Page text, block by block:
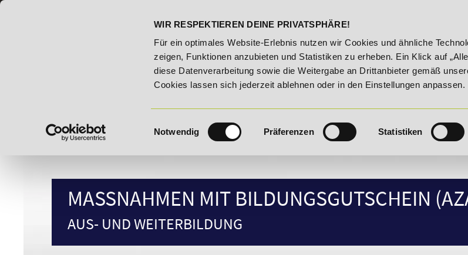
WIR RESPEKTIEREN DEINE PRIVATSPHÄRE!
Für ein optimales Website-Erlebnis nutzen wir Cookies und ähnliche
zeigen, Funktionen anzubieten und Statistiken zu erheben. Ein Klick auf
diese Datenverarbeitung sowie die Weitergabe an Drittanbieter gemäß
Cookies lassen sich jederzeit ablehnen oder in den Einstellungen anpassen.
Einwilligungsauswahl
Notwendig Präferenzen Statistiken
Unser Karrieretipp der Woche: 25% Rabatt auf "E-Commerce Manager" vom 28. Juli - 06. August 2026!
MASSNAHMEN MIT BILDUNGSGUTSCHEIN
AUS- UND WEITERBILDUNG